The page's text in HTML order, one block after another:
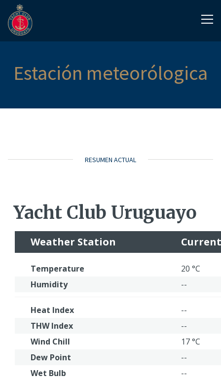
Estación meteorólogica
RESUMEN ACTUAL